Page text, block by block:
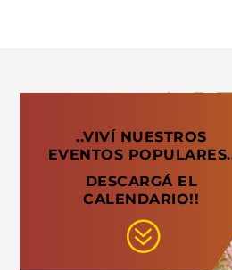
..VIVÍ NUESTROS
EVENTOS
DESCARGÁ EL
CALENDARIO!!
?